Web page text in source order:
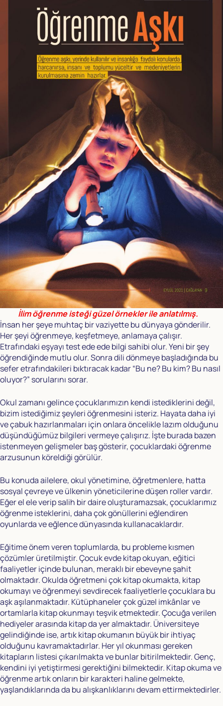
İlim öğrenme isteği güzel örnekler ile anlatılmış.
İnsan her şeye muhtaç bir vaziyette bu dünyaya gönderilir.
Her şeyi öğrenmeye, keşfetmeye, anlamaya çalışır.
Etrafındaki eşyayı test ede ede bilgi sahibi olur. Yeni bir şey
öğrendiğinde mutlu olur. Sonra dili dönmeye başladığında bu
sefer etrafındakileri bıktıracak kadar “Bu ne? Bu kim? Bu nasıl
oluyor?” sorularını sorar.
Okul zamanı gelince çocuklarımızın kendi istediklerini değil,
bizim istediğimiz şeyleri öğrenmesini isteriz. Hayata daha iyi
ve çabuk hazırlanmaları için onlara öncelikle lazım olduğunu
düşündüğümüz bilgileri vermeye çalışırız. İşte burada bazen
istenmeyen gelişmeler baş gösterir, çocuklardaki öğrenme
arzusunun köreldiği görülür.
Bu konuda ailelere, okul yönetimine, öğretmenlere, hatta
sosyal çevreye ve ülkenin yöneticilerine düşen roller vardır.
Eğer el ele verip salih bir daire oluşturamazsak, çocuklarımız
öğrenme isteklerini, daha çok gönüllerini eğlendiren
oyunlarda ve eğlence dünyasında kullanacaklardır.
Eğitime önem veren toplumlarda, bu probleme kısmen
çözümler üretilmiştir. Çocuk evde kitap okuyan, eğitici
faaliyetler içinde bulunan, meraklı bir ebeveyne şahit
olmaktadır. Okulda öğretmeni çok kitap okumakta, kitap
okumayı ve öğrenmeyi sevdirecek faaliyetlerle çocuklara bu
aşk aşılanmaktadır. Kütüphaneler çok güzel imkânlar ve
ortamlarla kitap okunmayı teşvik etmektedir. Çocuğa verilen
hediyeler arasında kitap da yer almaktadır. Üniversiteye
gelindiğinde ise, artık kitap okumanın büyük bir ihtiyaç
olduğunu kavramaktadırlar. Her yıl okunması gereken
kitapların listesi çıkarılmakta ve bunlar bitirilmektedir. Genç,
kendini iyi yetiştirmesi gerektiğini bilmektedir. Kitap okuma ve
öğrenme artık onların bir karakteri haline gelmekte,
yaşlandıklarında da bu alışkanlıklarını devam ettirmektedirler.